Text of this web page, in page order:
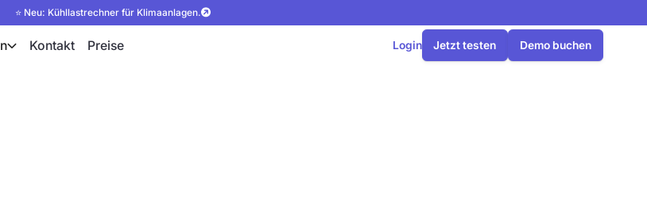
⭐ Neu: Kühllastrechner für Klimaanlagen.
Kontakt Preise Login Jetzt testen Demo buchen